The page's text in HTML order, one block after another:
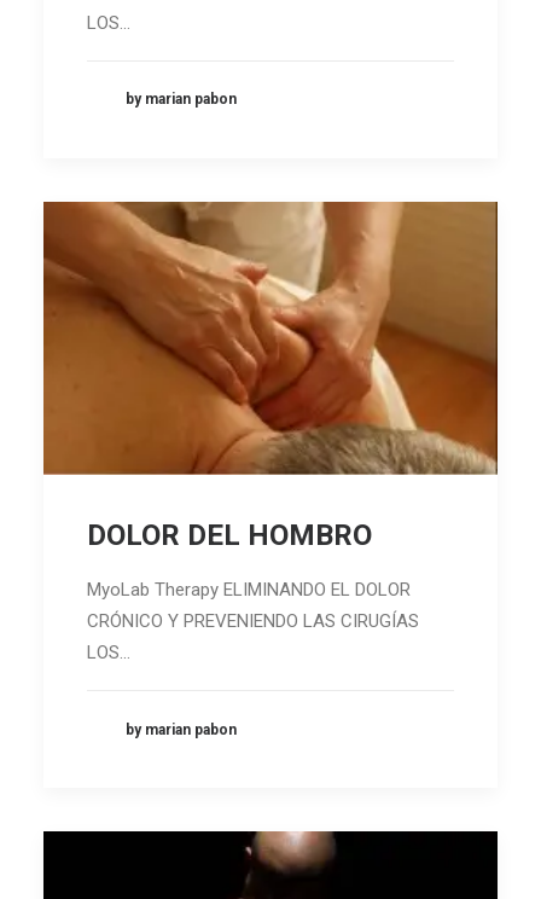
LOS…
by marian pabon
DOLOR DEL HOMBRO
MyoLab Therapy ELIMINANDO EL DOLOR
CRÓNICO Y PREVENIENDO LAS CIRUGÍAS
LOS…
by marian pabon